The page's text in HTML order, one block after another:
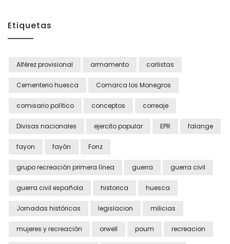
Etiquetas
Alférez provisional armamento carlistas
Cementerio huesca Comarca los Monegros
comisario político conceptos correaje
Divisas nacionales ejercito popular EPR falange
fayon fayón Fonz
grupo recreación primera línea guerra guerra civil
guerra civil española historica huesca
Jornadas históricas legislacion milicias
mujeres y recreación orwell poum recreacion